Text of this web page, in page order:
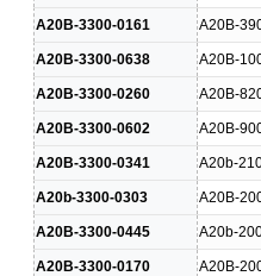
A20B-3300-0161 A20B-
A20B-3300-0638 A20B-
A20B-3300-0260 A20B-
A20B-3300-0602 A20B-
A20B-3300-0341 A20b-
A20b-3300-0303 A20B-
A20B-3300-0445 A20b-
A20B-3300-0170 A20B-